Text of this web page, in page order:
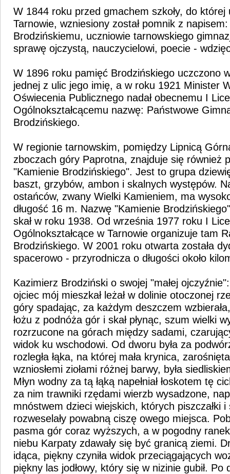
W 1844 roku przed gmachem szkoły, do której
Tarnowie, wzniesiony został pomnik z
Brodzińskiemu, uczniowie tarnowskiego
sprawę ojczystą, nauczycielowi, poecie -
W 1896 roku pamięć Brodzińskiego uczczono
jednej z ulic jego imię, a w roku 1921 Minister
Oświecenia Publicznego nadał obecnemu I
Ogólnokształcącemu nazwę: Państwowe
Brodzińskiego.
W regionie tarnowskim, pomiędzy Lipnicą
zboczach góry Paprotna, znajduje się również
"Kamienie Brodzińskiego". Jest to grupa
baszt, grzybów, ambon i skalnych występów.
ostańców, zwany Wielki Kamieniem, ma
długość 16 m. Nazwę "Kamienie
skał w roku 1938. Od września 1977 roku I
Ogólnokształcące w Tarnowie organizuje tam
Brodzińskiego. W 2001 roku otwarta została
spacerowo - przyrodnicza o długości około
Kazimierz Brodziński o swojej "małej
ojciec mój mieszkał leżał w dolinie otoczonej
góry spadając, za każdym deszczem
łożu z podnóża gór i skał płynąc, szum wielki
rozrzucone na górach między sadami,
widok ku wschodowi. Od dworu była za
rozległa łąka, na której mała krynica,
wzniosłemi ziołami różnej barwy, była
Młyn wodny za tą łąką napełniał łoskotem tę
za nim trawniki rzędami wierzb wysadzone,
mnóstwem dzieci wiejskich, których piszczałki i
rozweselały powabną ciszę owego miejsca.
pasma gór coraz wyższych, a w pogodny
niebu Karpaty zdawały się być granicą ziemi.
idąca, piękny czyniła widok przeciągających
piękny las jodłowy, który się w nizinie gubił.